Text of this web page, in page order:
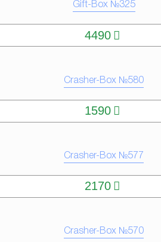
Gift-Box №325
4490
Crasher-Box №580
КУПИТЬ
1590
Crasher-Box №577
КУПИТЬ
2170
Crasher-Box №570